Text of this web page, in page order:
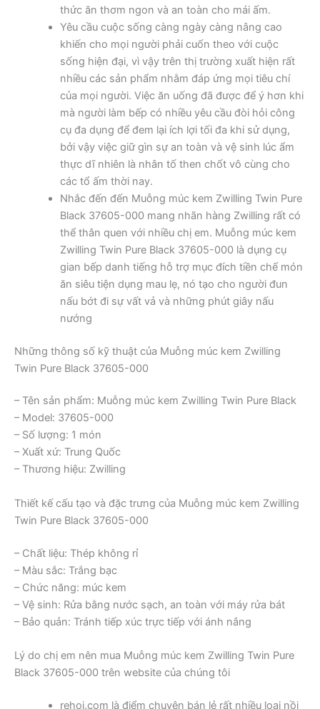
thức ăn thơm ngon và an toàn cho mái ấm.
Yêu cầu cuộc sống càng ngày càng nâng cao
khiến cho mọi người phải cuốn theo với cuộc
sống hiện đại, vì vậy trên thị trường xuất hiện rất
nhiều các sản phẩm nhằm đáp ứng mọi tiêu chí
của mọi người. Việc ăn uống đã được để ý hơn khi
mà người làm bếp có nhiều yêu cầu đòi hỏi công
cụ đa dụng để đem lại ích lợi tối đa khi sử dụng,
bởi vậy việc giữ gìn sự an toàn và vệ sinh lúc ẩm
thực dĩ nhiên là nhân tố then chốt vô cùng cho
các tổ ấm thời nay.
Nhắc đến đến Muỗng múc kem Zwilling Twin Pure
Black 37605-000 mang nhãn hàng Zwilling rất có
thể thân quen với nhiều chị em. Muỗng múc kem
Zwilling Twin Pure Black 37605-000 là dụng cụ
gian bếp danh tiếng hỗ trợ mục đích tiền chế món
ăn siêu tiện dụng mau lẹ, nó tạo cho người đun
nấu bớt đi sự vất vả và những phút giây nấu
nướng
Những thông số kỹ thuật của Muỗng múc kem Zwilling
Twin Pure Black 37605-000
– Tên sản phẩm: Muỗng múc kem Zwilling Twin Pure Black
– Model: 37605-000
– Số lượng: 1 món
– Xuất xứ: Trung Quốc
– Thương hiệu: Zwilling
Thiết kế cấu tạo và đặc trưng của Muỗng múc kem Zwilling
Twin Pure Black 37605-000
– Chất liệu: Thép không rỉ
– Màu sắc: Trắng bạc
– Chức năng: múc kem
– Vệ sinh: Rửa bằng nước sạch, an toàn với máy rửa bát
– Bảo quản: Tránh tiếp xúc trực tiếp với ánh nắng
Lý do chị em nên mua Muỗng múc kem Zwilling Twin Pure
Black 37605-000 trên website của chúng tôi
rehoi.com là điểm chuyên bán lẻ rất nhiều loại nồi